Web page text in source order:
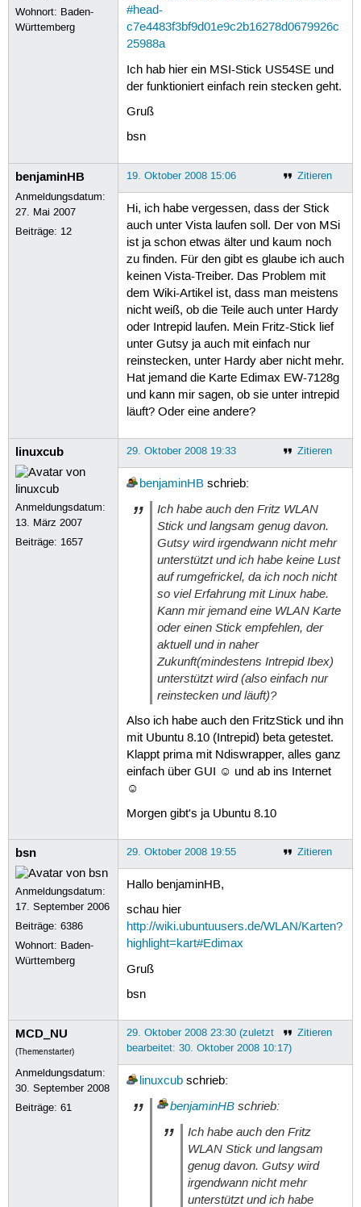
Wohnort: Baden-
Württemberg
#head-
c7e4483f3bf9d01e9c2b16278d0679926c
25988a
Ich hab hier ein MSI-Stick US54SE und
der funktioniert einfach rein stecken geht.
Gruß
bsn
benjaminHB
Anmeldungsdatum:
27. Mai 2007
Beiträge: 12
Zitieren
19. Oktober 2008 15:06
Hi, ich habe vergessen, dass der Stick
auch unter Vista laufen soll. Der von MSi
ist ja schon etwas älter und kaum noch
zu finden. Für den gibt es glaube ich auch
keinen Vista-Treiber. Das Problem mit
dem Wiki-Artikel ist, dass man meistens
nicht weiß, ob die Teile auch unter Hardy
oder Intrepid laufen. Mein Fritz-Stick lief
unter Gutsy ja auch mit einfach nur
reinstecken, unter Hardy aber nicht mehr.
Hat jemand die Karte Edimax EW-7128g
und kann mir sagen, ob sie unter intrepid
läuft? Oder eine andere?
linuxcub
Anmeldungsdatum:
13. März 2007
Beiträge: 1657
Zitieren
29. Oktober 2008 19:33
benjaminHBschrieb:
Ich habe auch den Fritz WLAN
Stick und langsam genug davon.
Gutsy wird irgendwann nicht mehr
unterstützt und ich habe keine Lust
auf rumgefrickel, da ich noch nicht
so viel Erfahrung mit Linux habe.
Kann mir jemand eine WLAN Karte
oder einen Stick empfehlen, der
aktuell und in naher
Zukunft(mindestens Intrepid Ibex)
unterstützt wird (also einfach nur
reinstecken und läuft)?
Also ich habe auch den FritzStick und ihn
mit Ubuntu 8.10 (Intrepid) beta getestet.
Klappt prima mit Ndiswrapper, alles ganz
einfach über GUI ☺ und ab ins Internet
☺
Morgen gibt's ja Ubuntu 8.10
bsn
Anmeldungsdatum:
17. September 2006
Beiträge:6386
Wohnort: Baden-
Württemberg
Zitieren
29. Oktober 2008 19:55
Hallo benjaminHB,
schau hier
http://wiki.ubuntuusers.de/WLAN/Karten?
highlight=kart#Edimax
Gruß
bsn
MCD_NU
(Themenstarter)
Anmeldungsdatum:
30. September 2008
Beiträge:61
Zitieren
29. Oktober 2008 23:30 (zuletzt
bearbeitet: 30. Oktober 2008 10:17)
linuxcubschrieb:
benjaminHBschrieb:
Ich habe auch den Fritz
WLAN Stick und langsam
genug davon. Gutsy wird
irgendwann nicht mehr
unterstützt und ich habe